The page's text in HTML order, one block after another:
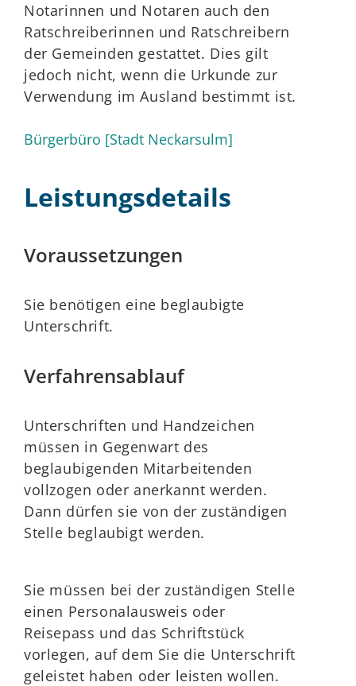
Notarinnen und Notaren auch den
Ratschreiberinnen und Ratschreibern
der Gemeinden gestattet. Dies gilt
jedoch nicht, wenn die Urkunde zur
Verwendung im Ausland bestimmt ist.
Bürgerbüro [Stadt Neckarsulm]
Leistungsdetails
Voraussetzungen
Sie benötigen eine beglaubigte
Unterschrift.
Verfahrensablauf
Unterschriften und Handzeichen
müssen in Gegenwart des
beglaubigenden Mitarbeitenden
vollzogen oder anerkannt werden.
Dann dürfen sie von der zuständigen
Stelle beglaubigt werden.
Sie müssen bei der zuständigen Stelle
einen Personalausweis oder
Reisepass und das Schriftstück
vorlegen, auf dem Sie die Unterschrift
geleistet haben oder leisten wollen.